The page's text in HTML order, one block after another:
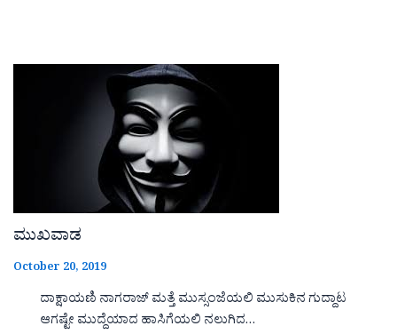
ಮುಖವಾಡ
October 20, 2019
ದಾಕ್ಷಾಯಣಿ ನಾಗರಾಜ್ ಮತ್ತೆ ಮುಸ್ಸಂಜೆಯಲಿ ಮುಸುಕಿನ ಗುದ್ದಾಟ
ಆಗಷ್ಟೇ ಮುದ್ದೆಯಾದ ಹಾಸಿಗೆಯಲಿ ನಲುಗಿದ…